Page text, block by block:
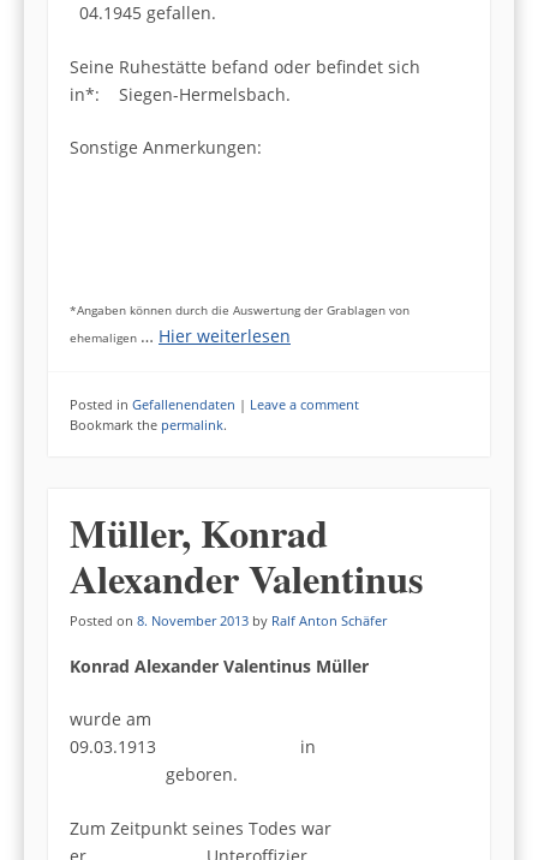
04.1945 gefallen.
Seine Ruhestätte befand oder befindet sich
in*: Siegen-Hermelsbach.
Sonstige Anmerkungen:
*Angaben können durch die Auswertung der Grablagen von
ehemaligen … Hier weiterlesen
Posted in Gefallenendaten | Leave a comment
Bookmark the permalink.
Müller, Konrad
Alexander Valentinus
Posted on 8. November 2013 by Ralf Anton Schäfer
Konrad Alexander Valentinus Müller
wurde am
09.03.1913 in
geboren.
Zum Zeitpunkt seines Todes war